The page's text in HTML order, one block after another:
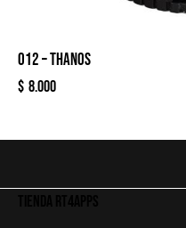
012 – THANOS
$ 8.000